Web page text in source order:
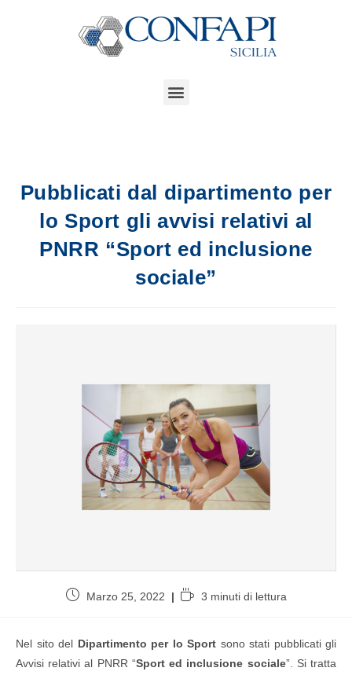
Pubblicati dal dipartimento per
lo Sport gli avvisi relativi al
PNRR “Sport ed inclusione
sociale”
Marzo 25, 2022 3 minuti di lettura
Nel sito del Dipartimento per lo Sport sono stati pubblicati gli
Avvisi relativi al PNRR “Sport ed inclusione sociale”. Si tratta